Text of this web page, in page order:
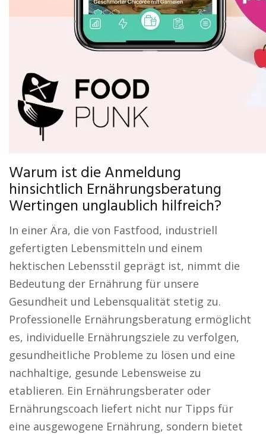
Warum ist die Anmeldung
hinsichtlich Ernährungsberatung
Wertingen unglaublich hilfreich?
In einer Ära, die von Fastfood, industriell
gefertigten Lebensmitteln und einem
hektischen Lebensstil geprägt ist, nimmt die
Bedeutung der Ernährung für unsere
Gesundheit und Lebensqualität stetig zu.
Professionelle Ernährungsberatung ermöglicht
es, individuelle Ernährungsziele zu verfolgen,
gesundheitliche Probleme zu lösen und eine
nachhaltige, gesunde Lebensweise zu
etablieren. Ein Ernährungsberater oder
Ernährungscoach liefert nicht nur Tipps für
eine ausgewogene Ernährung, sondern bietet